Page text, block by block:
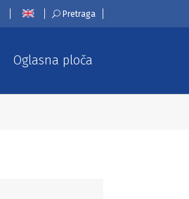
Pretraga
Oglasna ploča